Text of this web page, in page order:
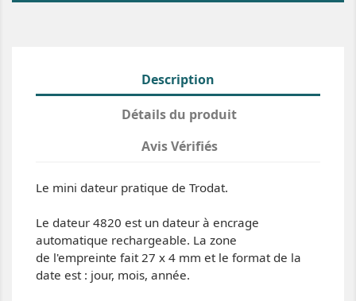
Description
Détails du produit
Avis Vérifiés
Le mini dateur pratique de Trodat.
Le dateur 4820 est un dateur à encrage
automatique rechargeable. La zone
de l'empreinte fait 27 x 4 mm et le format de la
date est : jour, mois, année.